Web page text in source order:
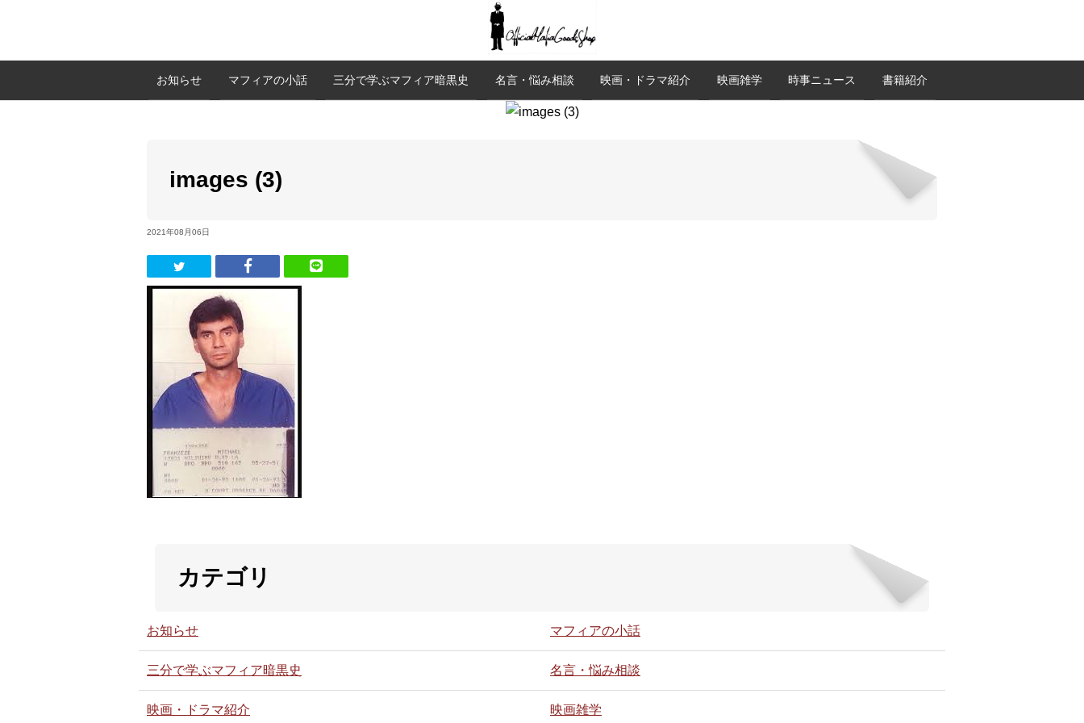
お知らせ マフィアの小話 三分で学ぶマフィア暗黒史 名言・悩み相談 映画・ドラマ紹介 映画雑学 時事ニュース 書籍紹介
images (3)
2021年08月06日
カテゴリ
お知らせ マフィアの小話
三分で学ぶマフィア暗黒史 名言・悩み相談
映画・ドラマ紹介 映画雑学